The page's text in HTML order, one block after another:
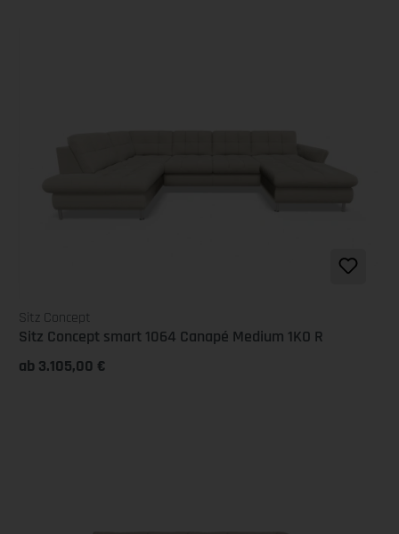
Sitz Concept
Sitz Concept smart 1064 Canapé Medium 1KO R
ab 3.105,00 €